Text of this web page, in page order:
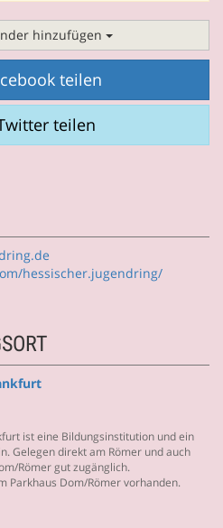
hinzufügen
teilen
teilen
hessischer.jugendring/
ist eine Bildungsinstitution und ein
Gelegen direkt am Römer und auch
Römer gut zugänglich.
Parkhaus Dom/Römer vorhanden.